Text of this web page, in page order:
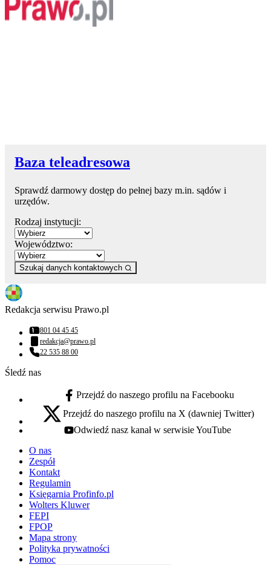
Baza teleadresowa
Sprawdź darmowy dostęp do pełnej bazy m.in. sądów i
urzędów.
Rodzaj instytucji:
Województwo:
Szukaj danych kontaktowych
Redakcja serwisu Prawo.pl
Numer telefonu:
801 04 45 45
Adres email:
redakcja@prawo.pl
Numer telefonu:
22 535 88 00
Śledź nas
facebook - otwiera się w nowej karcie
Przejdź do naszego profilu na Facebooku
x - otwiera się w nowej karcie
Przejdź do naszego profilu na X (dawniej Twitter)
youtube - otwiera się w nowej karcie
Odwiedź nasz kanał w serwisie YouTube
O nas
Zespół
Kontakt
Regulamin
Księgarnia Profinfo.pl
Wolters Kluwer
FEPI
FPOP
Mapa strony
Polityka prywatności
Pomoc